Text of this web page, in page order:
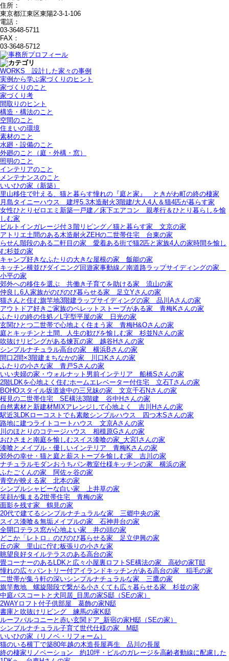
住所：
東京都江東区東陽2-3-1-106
電話：
03-3648-5711
FAX：
03-3648-5712
WORKS＿設計した家々の事例
実例から学ぶ家づくりのヒント
家づくりのこと
家づくり考
間取りのヒント
構造・構法のこと
空間のこと
住まいの環境
素材のこと
水廻・設備のこと
外廻のこと（庭・外構・窓）
照明のこと
インテリアのこと
メンテナンスのこと
いいひの家（新築）
里山移住で叶える、猫と暮らす憧れの『庭と家』＿ときがわ町の終の棲家
月島タイニーハウス＿建坪5.3木造耐火3階建/大人4人＆猫4匹が暮らす家
女性ひとりゼロエミ新築一戸建／床下エアコン＿親孝行＆ひとり暮らしを愉
しむ家
ビルトインガレージ付３階リビング／猫と暮らす家＿文京の家
アトリエ土間のある木造耐火ZEHの二世帯住宅＿台東の家
らせん階段のある二軒目の家＿愛着ある街で猫2匹と家族4人の家時間を愉し
む杉並の家
キャンプ好きなふたりの大きな屋根の家＿飯能の家
キッチン横並びダイニング回遊家事動線／南道路ラップサイディングの家＿
小平の家
郊外への移住を選ぶ＿共働き子育てを助ける家＿流山の家
仲良し6人家族がのびのび暮らせる家＿足立Yさんの家
猫さんと住む旗竿地3階建ラップサイディングの家＿品川Aさんの家
アウトドア好きご家族のペレットストーブがある家＿青梅Kさんの家
ふたりの終の住処／L字型平屋の家＿日光の家
玄関ひとつ二世帯で心地よく住まう家＿青梅H&Oさんの家
庭とキッチンと土間、人生の歓びを愉しむ家＿杉並Nさんの家
吹抜けリビングがある煉瓦の家＿越谷Hさんの家
シンプルナチュラル高台の家＿横浜Bさんの家
間口2間×3階建まちなかの家＿川口Kさんの家
ふたりの小さな家＿青戸Sさんの家
いい夫婦の家・ウォルナット男前インテリア＿船橋Sさんの家
2階LDKを心地よく住むホームエレベーター付住宅＿立石Tさんの家
BOHOスタイル坂道途中の三兄妹の家＿文京千石Nさんの家
桜見の二世帯住宅＿SE構法3階建＿谷中Hさんの家
自然素材と新建材MIXアレンジして心地よく＿吉川Hさんの家
駅近3LDKローコストでも素敵シンプルハウス＿四つ木Sさんの家
路地に建つライトコートハウス＿文京Aさんの家
川のほとりのコテージハウス＿相模原Gさんの家
おひさまと南庭を愉しむスイス漆喰の家_大宮Iさんの家
漆喰とメイプル・優しいインテリア＿青梅Kさんの家
郊外の幸せ・猫と庭と薪ストーブを愉しむ家＿吉川の家
ナチュラルモダンおうちパン教室仕様キッチンの家＿横浜の家
ふたごくんの家＿阿佐ヶ谷の家
青空が映える家＿北本の家
シンプルシャビーな白い家＿上井草の家
笑顔が集まる2世帯住宅＿青梅の家
面影を残す家＿鶴見の家
20代で建てるシンプルナチュラルな家＿三郷中央の家
スイス漆喰＆無垢メイプルの家＿石神井台の家
全開口テラス窓が心地よい家＿井の頭の家
どこか「レトロ」のびのび暮らせる家＿足立伊興の家
丘の家＿里山に佇む板張りの小さな家
眺望良好タイルテラスのある高台の家
畳コーナーのあるLDKと広々小屋裏ロフトSE構法の家＿高砂の家T邸
憧れの広々パントリー付アイランドキッチンがある高台の家＿稲毛の家
二世帯が集う軒の深いシンプルナチュラルな家＿三鷹の家
旗竿敷地＿螺旋階段で繋がる小さくても広々暮らせる家＿杉並の家
中庭バスコートと犬同居_目黒の家S邸（SEの家）
2WAYロフト付子供部屋＿葛飾の家N邸
書庫と吹抜けリビング 練馬の家K邸
ルーフバルコニーと赤い玄関ドア_新宿の家H邸（SEの家）
シンプルナチュラル子育て世代仕様の家 M邸
いいひの家（リノベ・リフォーム）
猫のいる横丁で築80年越の木造長屋再生＿品川の長屋
終の棲家リノベーション＿約10坪・ビルのガレージを高齢者動線に配慮した